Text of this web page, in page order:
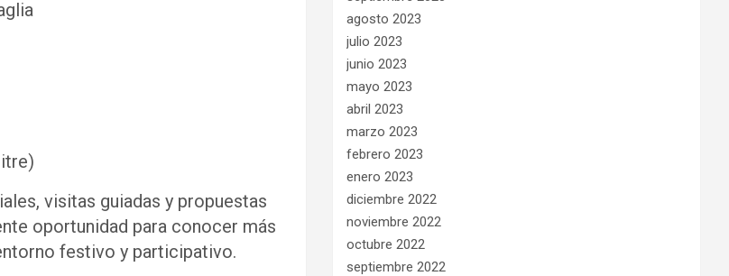
visitas guiadas y propuestas
oportunidad para conocer más
festivo y participativo.
agosto 2023
julio 2023
junio 2023
mayo 2023
abril 2023
marzo 2023
febrero 2023
enero 2023
diciembre 2022
noviembre 2022
octubre 2022
septiembre 2022